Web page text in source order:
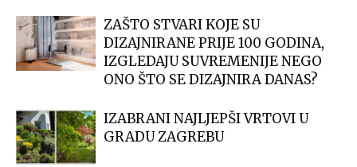
ZAŠTO STVARI KOJE SU
DIZAJNIRANE PRIJE 100 GODINA,
IZGLEDAJU SUVREMENIJE NEGO
ONO ŠTO SE DIZAJNIRA DANAS?
IZABRANI NAJLJEPŠI VRTOVI U
GRADU ZAGREBU